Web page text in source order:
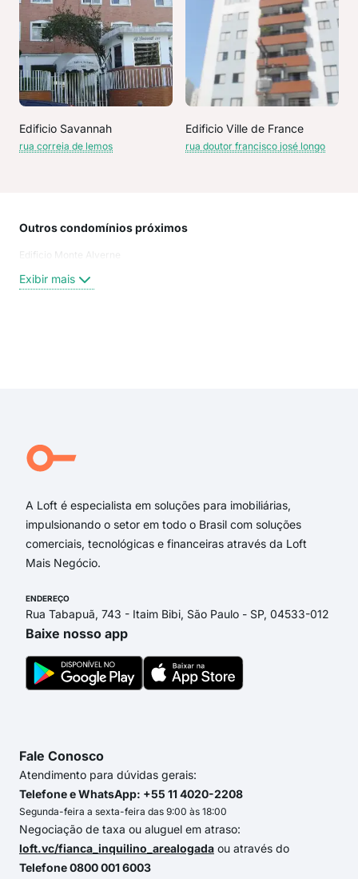
Edificio Savannah
rua correia de lemos
Edificio Ville de France
rua doutor francisco josé longo
Outros condomínios próximos
Edificio Monte Alverne
Exibir mais
A Loft é especialista em soluções para imobiliárias,
impulsionando o setor em todo o Brasil com soluções
comerciais, tecnológicas e financeiras através da Loft
Mais Negócio.
ENDEREÇO
Rua Tabapuã, 743 - Itaim Bibi, São Paulo - SP, 04533-012
Baixe nosso app
Fale Conosco
Atendimento para dúvidas gerais:
Telefone e WhatsApp: +55 11 4020-2208
Segunda-feira a sexta-feira das 9:00 às 18:00
Negociação de taxa ou aluguel em atraso:
loft.vc/fianca_inquilino_arealogada ou através do
Telefone 0800 001 6003